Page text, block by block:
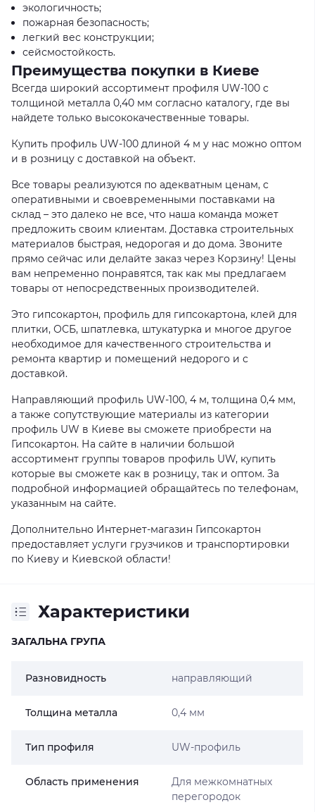
экологичность;
пожарная безопасность;
легкий вес конструкции;
сейсмостойкость.
Преимущества покупки в Киеве
Всегда широкий ассортимент профиля UW-100 с
толщиной металла 0,40 мм согласно каталогу, где вы
найдете только высококачественные товары.
Купить профиль UW-100 длиной 4 м у нас можно оптом
и в розницу с доставкой на объект.
Все товары реализуются по адекватным ценам, с
оперативными и своевременными поставками на
склад – это далеко не все, что наша команда может
предложить своим клиентам. Доставка строительных
материалов быстрая, недорогая и до дома. Звоните
прямо сейчас или делайте заказ через Корзину! Цены
вам непременно понравятся, так как мы предлагаем
товары от непосредственных производителей.
Это гипсокартон, профиль для гипсокартона, клей для
плитки, ОСБ, шпатлевка, штукатурка и многое другое
необходимое для качественного строительства и
ремонта квартир и помещений недорого и с
доставкой.
Направляющий профиль UW-100, 4 м, толщина 0,4 мм,
а также сопутствующие материалы из категории
профиль UW в Киеве вы сможете приобрести на
Гипсокартон. На сайте в наличии большой
ассортимент группы товаров профиль UW, купить
которые вы сможете как в розницу, так и оптом. За
подробной информацией обращайтесь по телефонам,
указанным на сайте.
Дополнительно Интернет-магазин Гипсокартон
предоставляет услуги грузчиков и транспортировки
по Киеву и Киевской области!
Характеристики
ЗАГАЛЬНА ГРУПА
Разновидность направляющий
Толщина металла 0,4 мм
Тип профиля UW-профиль
Область применения
Для межкомнатных
перегородок